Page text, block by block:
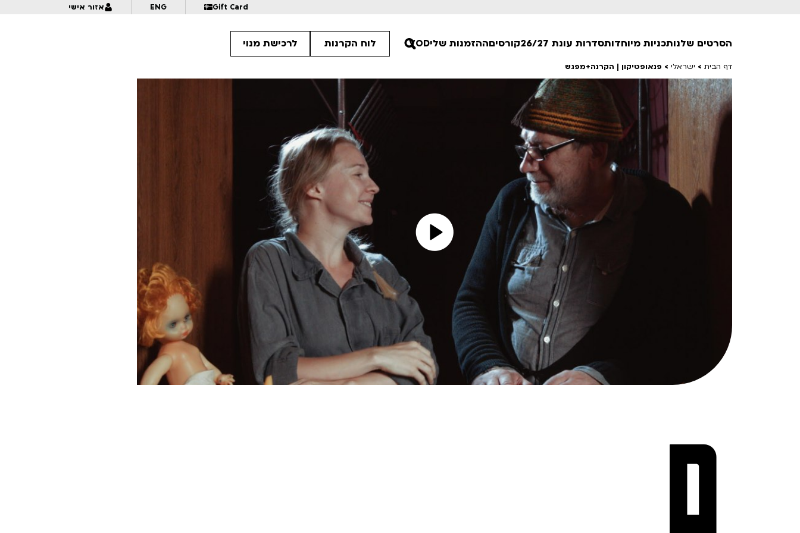
Gift Card
ENG אזור אישי
הסרטים שלנו
חופשי למנויים
טרום בכורה
חדשים
סרט פלוס
לילדים ולכל המשפחה
הקרנות על פופים
מועדון אנגלית לקטנטנים
מועדון אנגלית לכל המשפחה
הדרכים הלא ידועות
לפרטים
פסטיבל אנימיקס 2026
לפרטים
10:00
תכניות מיוחדותסדרות עונת 26/27 קורסיםההזמנות שליVOD לוח הקרנות לרכישת מנוי
דף הבית > ישראלי > פנאופטיקון | הקרנה+מפגש